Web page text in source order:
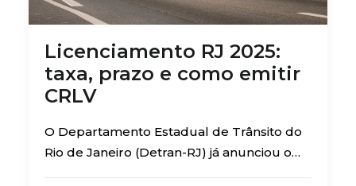
Licenciamento RJ 2025:
taxa, prazo e como emitir
CRLV
O Departamento Estadual de Trânsito do
Rio de Janeiro (Detran-RJ) já anunciou o…